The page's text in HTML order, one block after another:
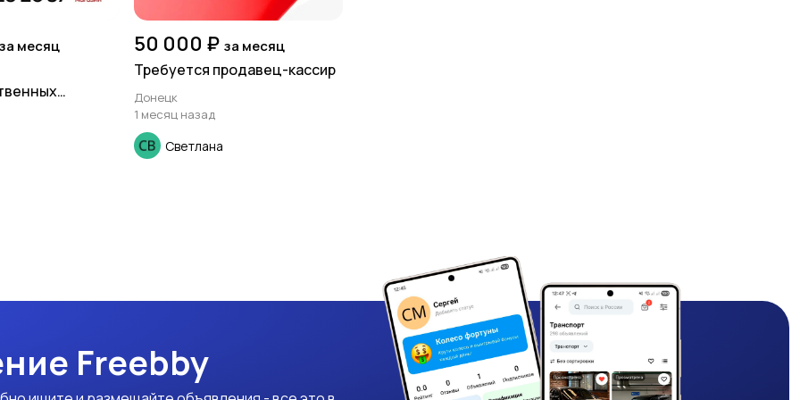
за месяц 50 000 ₽ за месяц
Требуется продавец-кассир
Донецк
1 месяц назад
Светлана
Freebby